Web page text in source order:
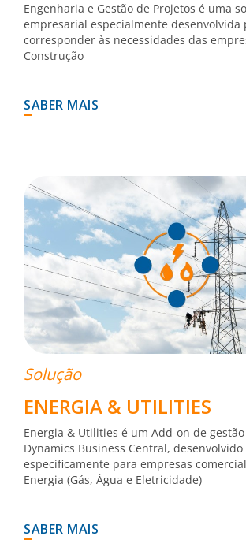
Engenharia e Gestão de Projetos é uma
empresarial especialmente desenvolvida
corresponder às necessidades das
Construção
SABER MAIS
Solução
ENERGIA & UTILITIES
Energia & Utilities é um Add-on de
Dynamics Business Central, desenvolvido
especificamente para empresas
Energia (Gás, Água e Eletricidade)
SABER MAIS